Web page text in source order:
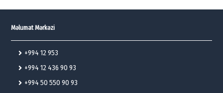
Məlumat Mərkəzi
+994 12 953
+994 12 436 90 93
+994 50 550 90 93